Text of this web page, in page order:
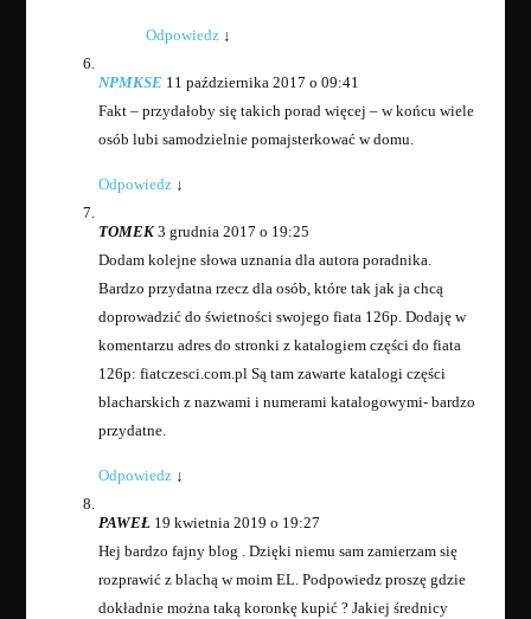
Odpowiedz ↓
NPMKSE 11 października 2017 o 09:41
Fakt – przydałoby się takich porad więcej – w końcu wiele
osób lubi samodzielnie pomajsterkować w domu.
Odpowiedz ↓
TOMEK3 grudnia 2017 o 19:25
Dodam kolejne słowa uznania dla autora poradnika.
Bardzo przydatna rzecz dla osób, które tak jak ja chcą
doprowadzić do świetności swojego fiata 126p. Dodaję w
komentarzu adres do stronki z katalogiem części do fiata
126p: fiatczesci.com.pl Są tam zawarte katalogi części
blacharskich z nazwami i numerami katalogowymi- bardzo
przydatne.
Odpowiedz ↓
PAWEŁ 19 kwietnia 2019 o 19:27
Hej bardzo fajny blog . Dzięki niemu sam zamierzam się
rozprawić z blachą w moim EL. Podpowiedz proszę gdzie
dokładnie można taką koronkę kupić ? Jakiej średnicy